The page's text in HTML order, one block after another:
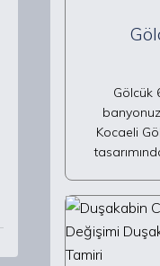
Gölcük
Kocaeli